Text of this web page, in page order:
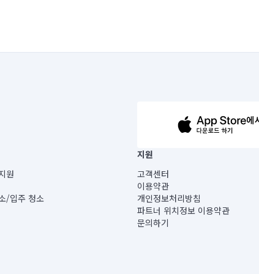
소
원
/입주 청소
지원
고객센터
이용약관
개인정보처리방침
파트너 위치정보 이용약관
문의하기